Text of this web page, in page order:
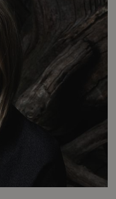
faktasugna barn
och uppåt. Julia
favorit med sin
med Julia på SVT
tidigare populära
De lekfulla och
bilderna är skapade
populära
Andersson som
Enkla och roliga
Enkla och roliga
Enkla och roliga
Enkla och roliga